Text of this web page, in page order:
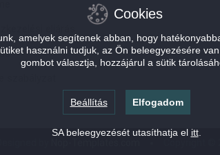
Cookies
amelyek segítenek abban, hogy
használni tudjuk, az Ön beleegyezésére
gombot választja, hozzájárul a sütik
Beállítás Elfogadom
SA beleegyezését utasíthatja el itt.